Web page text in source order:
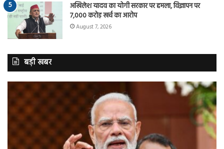
अखिलेश यादव का योगी सरकार पर हमला, विज्ञापन पर
7,000 करोड़ खर्च का आरोप
August 7, 2026
बड़ी खबर